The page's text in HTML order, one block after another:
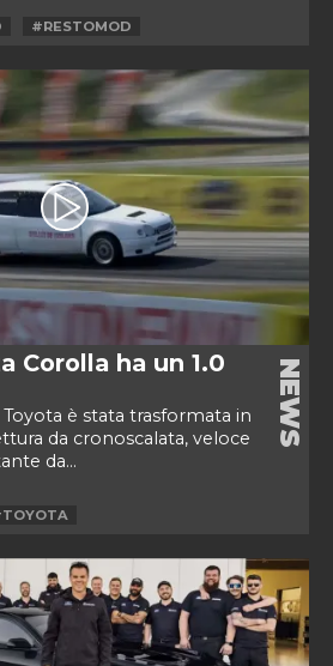
#RESTOMOD
Corolla ha un 1.0
è stata trasformata in
da cronoscalata, veloce
da...
NEWS